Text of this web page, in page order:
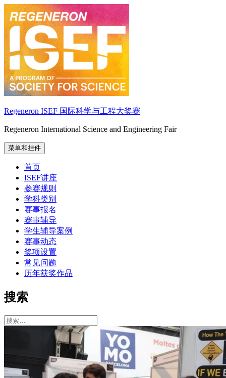
至
内
Regeneron ISEF 国际科学与工程大奖赛
Regeneron International Science and Engineering Fair
菜单和挂件
首页
ISEF讲座
参赛规则
学科类别
赛事报名
赛事辅导
学生辅导案例
赛事动态
奖项设置
常见问题
历年获奖作品
搜索
搜